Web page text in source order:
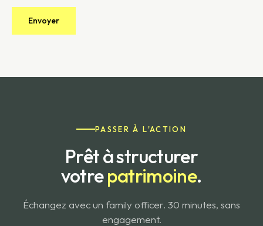
PASSER À L'ACTION
Prêt à structurer
votrepatrimoine.
Échangez avec un family officer. 30 minutes, sans
engagement.